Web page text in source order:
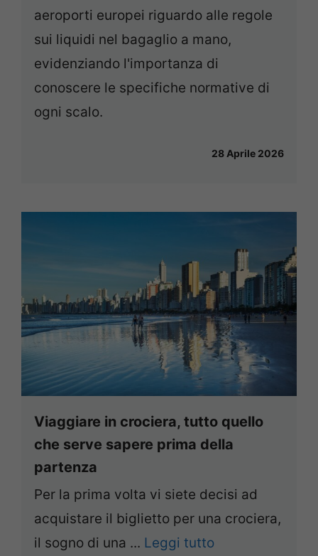
aeroporti europei riguardo alle regole
sui liquidi nel bagaglio a mano,
evidenziando l'importanza di
conoscere le specifiche normative di
ogni scalo.
28 Aprile 2026
Viaggiare in crociera, tutto quello
che serve sapere prima della
partenza
Per la prima volta vi siete decisi ad
acquistare il biglietto per una crociera,
il sogno di una ... Leggi tutto